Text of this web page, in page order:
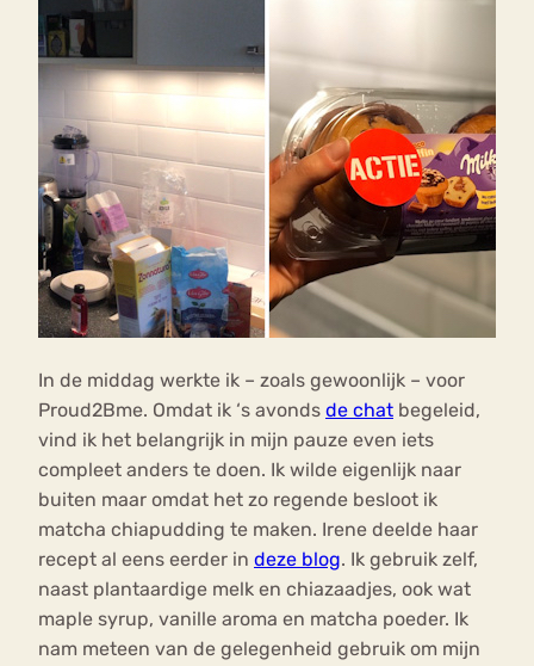
In de middag werkte ik – zoals gewoonlijk – voor
Proud2Bme. Omdat ik ‘s avonds de chat begeleid,
vind ik het belangrijk in mijn pauze even iets
compleet anders te doen. Ik wilde eigenlijk naar
buiten maar omdat het zo regende besloot ik
matcha chiapudding te maken. Irene deelde haar
recept al eens eerder in deze blog. Ik gebruik zelf,
naast plantaardige melk en chiazaadjes, ook wat
maple syrup, vanille aroma en matcha poeder. Ik
nam meteen van de gelegenheid gebruik om mijn